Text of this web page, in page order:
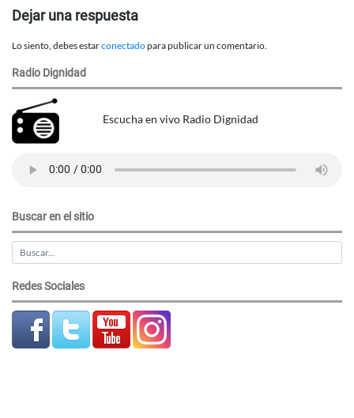
Dejar una respuesta
Lo siento, debes estarconectadopara publicar un comentario.
Radio Dignidad
Escucha en vivo Radio Dignidad
Buscar en el sitio
Redes Sociales